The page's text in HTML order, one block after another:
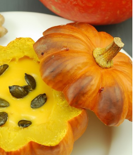
SABORES: CREMA
POTIMARRON &
CON SUS PIPAS
todo de la calabaza :o)